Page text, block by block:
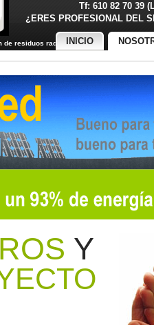
Tf: 610 82 70 39
¿ERES PROFESIONAL
de residuos radiactivos
INICIO
Y